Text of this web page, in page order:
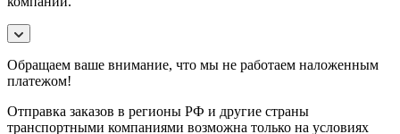
Обращаем ваше внимание, что мы не работаем наложенным
платежом!
Отправка заказов в регионы РФ и другие страны
транспортными компаниями возможна только на условиях